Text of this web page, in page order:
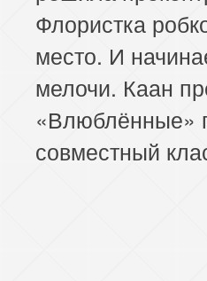
Флористка
место. И
мелочи. Каан
«Влюблённые»
совместный